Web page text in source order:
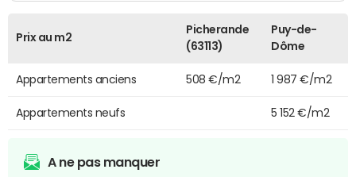
Prix au m2
Picherande
(63113)
Puy-de-
Dôme
Appartements anciens 508 €/m2 1 987 €/m2
Appartements neufs 5 152 €/m2
A ne pas manquer